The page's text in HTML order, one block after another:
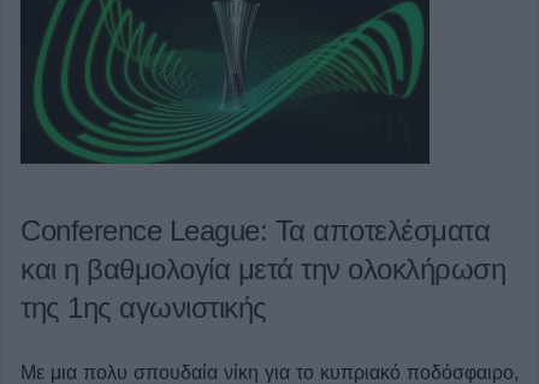
Conference League: Τα αποτελέσματα
και η βαθμολογία μετά την ολοκλήρωση
της 1ης αγωνιστικής
Με μια πολυ σπουδαία νίκη για το κυπριακό ποδόσφαιρο,